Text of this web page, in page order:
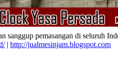
sanggup pemasangan di seluruh
| http://jualmesinjam.blogspot.com